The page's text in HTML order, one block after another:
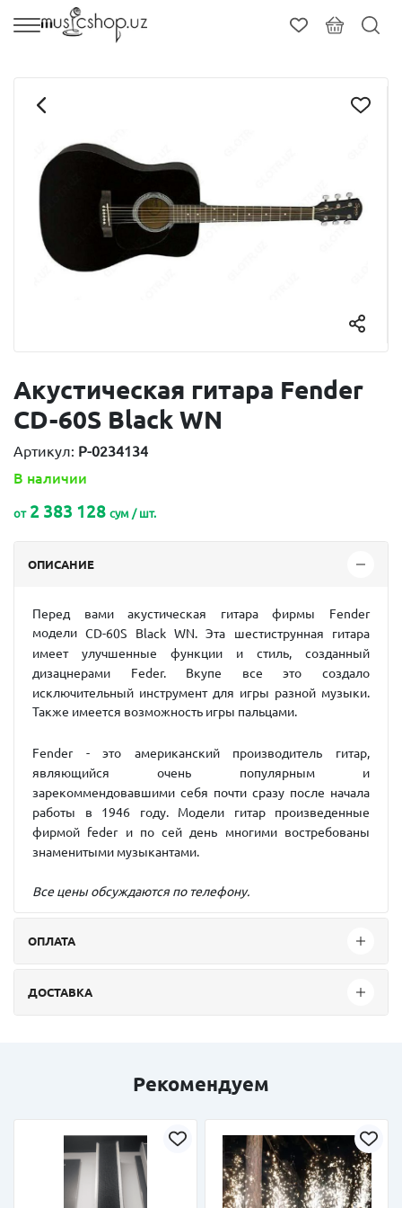
Акустическая гитара Fender
CD-60S Black WN
Артикул: P-0234134
В наличии
от2 383 128 сум / шт.
ОПИСАНИЕ
Перед вами акустическая гитара фирмы Fender
моделиCD-60S Black WN. Эта шестиструнная гитара
имеет улучшенные функции и стиль, созданный
дизацнерами Feder. Вкупе все это создало
исключительный инструмент для игры разной музыки.
Также имеется возможность игры пальцами.
Fender - это американский производитель гитар,
являющийся очень популярным и
зарекоммендовавшими себя почти сразу после начала
работы в 1946 году. Модели гитар произведенные
фирмой feder и по сей день многими востребованы
знаменитыми музыкантами.
Все цены обсуждаются по телефону.
ОПЛАТА
ДОСТАВКА
Рекомендуем